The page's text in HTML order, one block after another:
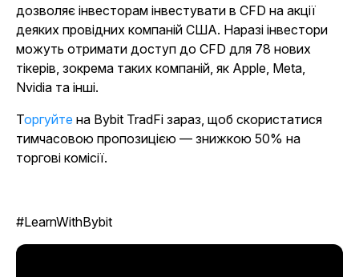
дозволяє інвесторам інвестувати в CFD на акції
деяких провідних компаній США. Наразі інвестори
можуть отримати доступ до CFD для 78 нових
тікерів, зокрема таких компаній, як Apple, Meta,
Nvidia та інші.
Торгуйте на Bybit TradFi зараз, щоб скористатися
тимчасовою пропозицією — знижкою 50% на
торгові комісії.
#LearnWithBybit